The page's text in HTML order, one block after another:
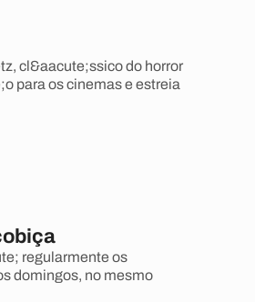
cl&aacute;ssico do horror
para os cinemas e estreia
regularmente os
domingos, no mesmo